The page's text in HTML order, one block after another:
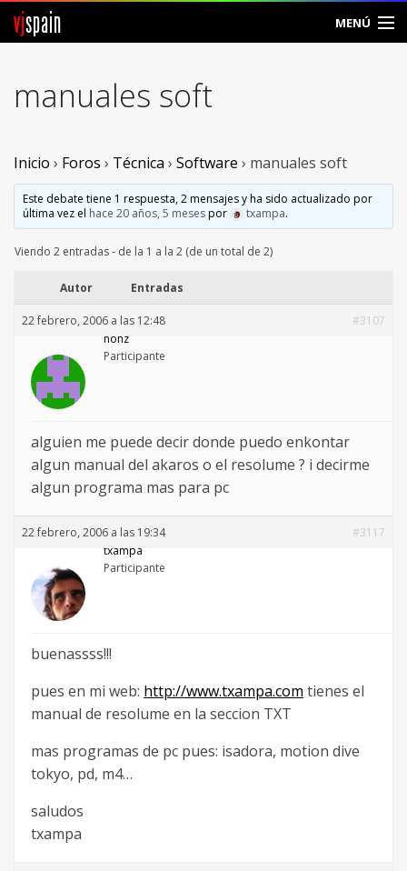
vjspain MENÚ
Foros
Vjspain
Contacto
Entrar
Crear Cuenta
manuales soft
Inicio › Foros › Técnica › Software › manuales soft
Este debate tiene 1 respuesta, 2 mensajes y ha sido actualizado por
última vez el hace 20 años, 5 mesespor txampa.
Viendo 2 entradas - de la 1 a la 2 (de un total de 2)
Autor Entradas
22 febrero, 2006 a las 12:48
#3107
nohz
Participante
alguien me puede decir donde puedo enkontar
algun manual del akaros o el resolume ? i decirme
algun programa mas para pc
22 febrero, 2006 a las 19:34
#3117
txampa
Participante
buenassss!!!
pues en mi web: http://www.txampa.com tienes el
manual de resolume en la seccion TXT
mas programas de pc pues: isadora, motion dive
tokyo, pd, m4…
saludos
txampa